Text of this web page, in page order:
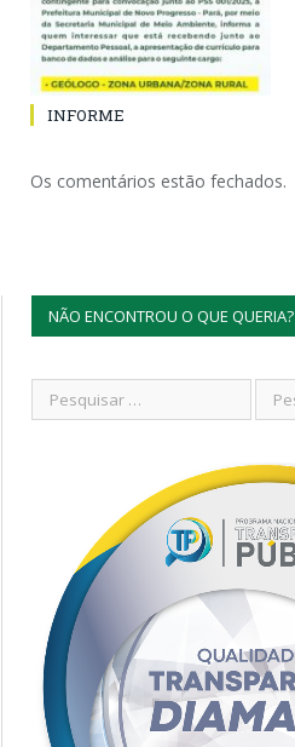
INFORME
Os comentários estão fechados.
NÃO ENCONTROU O QUE QUERIA?